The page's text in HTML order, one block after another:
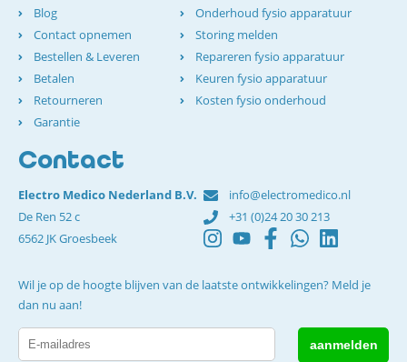
Blog
Contact opnemen
Bestellen & Leveren
Betalen
Retourneren
Garantie
Onderhoud fysio apparatuur
Storing melden
Repareren fysio apparatuur
Keuren fysio apparatuur
Kosten fysio onderhoud
Contact
Electro Medico Nederland B.V.
De Ren 52 c
6562 JK Groesbeek
info@electromedico.nl
+31 (0)24 20 30 213
Wil je op de hoogte blijven van de laatste ontwikkelingen? Meld je
dan nu aan!